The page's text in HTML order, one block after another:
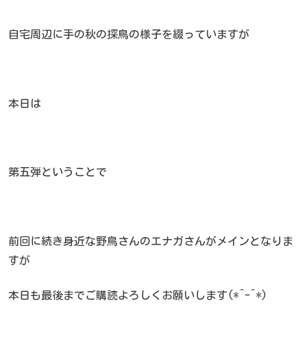
自宅周辺に手の秋の探鳥の様子を綴っていますが
本日は
第五弾ということで
前回に続き身近な野鳥さんのエナガさんがメインとなりま
すが
本日も最後までご購読よろしくお願いします(*^-^*)